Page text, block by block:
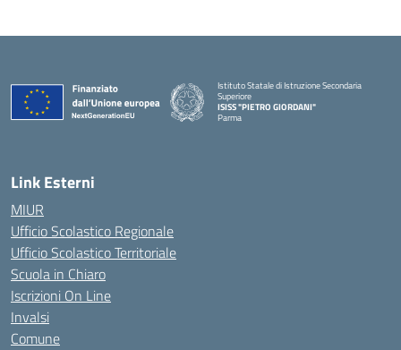
Istituto Statale di Istruzione Secondaria
Superiore
ISISS "PIETRO GIORDANI"
Parma
Link Esterni
MIUR
Ufficio Scolastico Regionale
Ufficio Scolastico Territoriale
Scuola in Chiaro
Iscrizioni On Line
Invalsi
Comune